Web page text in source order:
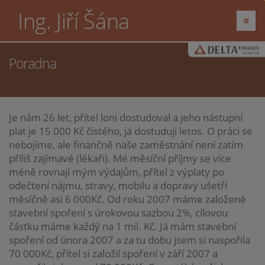
Ing. Jiří Šána
Poradna
Je nám 26 let, přítel loni dostudoval a jeho nástupní
plat je 15 000 Kč čistého, já dostuduji letos. O práci se
nebojíme, ale finančně naše zaměstnání není zatím
příliš zajímavé (lékaři). Mé měsíční příjmy se více
méně rovnají mým výdajům, přítel z výplaty po
odečtení nájmu, stravy, mobilu a dopravy ušetří
měsíčně asi 6 000Kč. Od roku 2007 máme založené
stavební spoření s úrokovou sazbou 2%, cílovou
částku máme každý na 1 mil. Kč. Já mám stavební
spoření od února 2007 a za tu dobu jsem si naspořila
70 000Kč, přítel si založil spoření v září 2007 a